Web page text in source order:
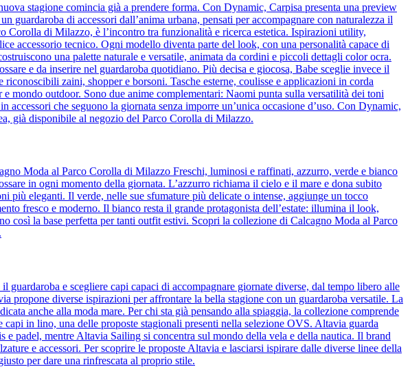
stagione comincia già a prendere forma. Con Dynamic, Carpisa presenta una preview
di accessori dall’anima urbana, pensati per accompagnare con naturalezza il
Corolla di Milazzo, è l’incontro tra funzionalità e ricerca estetica. Ispirazioni utility,
accessorio tecnico. Ogni modello diventa parte del look, con una personalità capace di
una palette naturale e versatile, animata da cordini e piccoli dettagli color ocra.
e da inserire nel guardaroba quotidiano. Più decisa e giocosa, Babe sceglie invece il
zaini, shopper e borsoni. Tasche esterne, coulisse e applicazioni in corda
mondo outdoor. Sono due anime complementari: Naomi punta sulla versatilità dei toni
che seguono la giornata senza imporre un’unica occasione d’uso. Con Dynamic,
già disponibile al negozio del Parco Corolla di Milazzo.
Moda al Parco Corolla di Milazzo Freschi, luminosi e raffinati, azzurro, verde e bianco
in ogni momento della giornata. L’azzurro richiama il cielo e il mare e dona subito
più eleganti. Il verde, nelle sue sfumature più delicate o intense, aggiunge un tocco
fresco e moderno. Il bianco resta il grande protagonista dell’estate: illumina il look,
così la base perfetta per tanti outfit estivi. Scopri la collezione di Calcagno Moda al Parco
e scegliere capi capaci di accompagnare giornate diverse, dal tempo libero alle
diverse ispirazioni per affrontare la bella stagione con un guardaroba versatile. La
anche alla moda mare. Per chi sta già pensando alla spiaggia, la collezione comprende
in lino, una delle proposte stagionali presenti nella selezione OVS. Altavia guarda
padel, mentre Altavia Sailing si concentra sul mondo della vela e della nautica. Il brand
e accessori. Per scoprire le proposte Altavia e lasciarsi ispirare dalle diverse linee della
per dare una rinfrescata al proprio stile.